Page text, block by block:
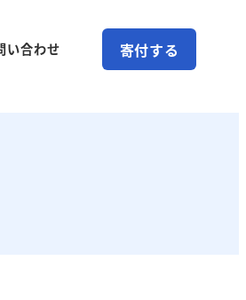
い合わせ 寄付する